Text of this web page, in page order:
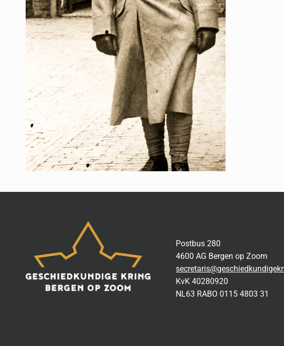
Postbus 280
4600 AG Bergen op Zoom
KvK 40280920
NL63 RABO 0115 4803 31